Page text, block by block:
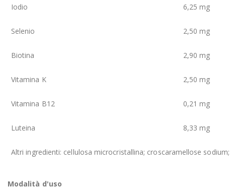
Iodio 6,25 mg
Selenio 2,50 mg
Biotina 2,90 mg
Vitamina K 2,50 mg
Vitamina B12 0,21 mg
Luteina 8,33 mg
Altri ingredienti: cellulosa microcristallina; croscaramellose
Modalità d'uso